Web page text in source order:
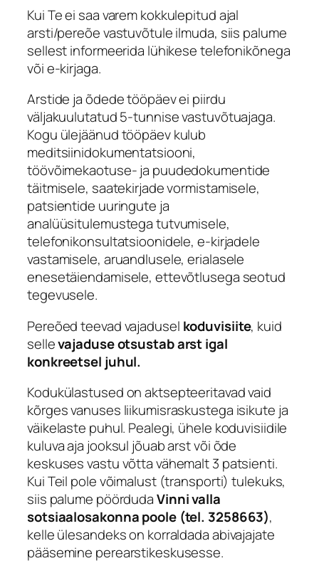
Kui Te ei saa varem kokkulepitud ajal
arsti/pereõe vastuvõtule ilmuda, siis palume
sellest informeerida lühikese telefonikõnega
või e-kirjaga.
Arstide ja õdede tööpäev ei piirdu
väljakuulutatud 5-tunnise vastuvõtuajaga.
Kogu ülejäänud tööpäev kulub
meditsiinidokumentatsiooni,
töövõimekaotuse- ja puudedokumentide
täitmisele, saatekirjade vormistamisele,
patsientide uuringute ja
analüüsitulemustega tutvumisele,
telefonikonsultatsioonidele, e-kirjadele
vastamisele, aruandlusele, erialasele
enesetäiendamisele, ettevõtlusega seotud
tegevusele.
Pereõed teevad vajadusel koduvisiite, kuid
sellevajaduse otsustab arst igal
konkreetsel juhul.
Kodukülastused on aktsepteeritavad vaid
kõrges vanuses liikumisraskustega isikute ja
väikelaste puhul. Pealegi, ühele koduvisiidile
kuluva aja jooksul jõuab arst või õde
keskuses vastu võtta vähemalt 3 patsienti.
Kui Teil pole võimalust (transporti) tulekuks,
siis palume pöördudaVinni valla
sotsiaalosakonna poole (tel. 3258663),
kelle ülesandeks on korraldada abivajajate
pääsemine perearstikeskusesse.